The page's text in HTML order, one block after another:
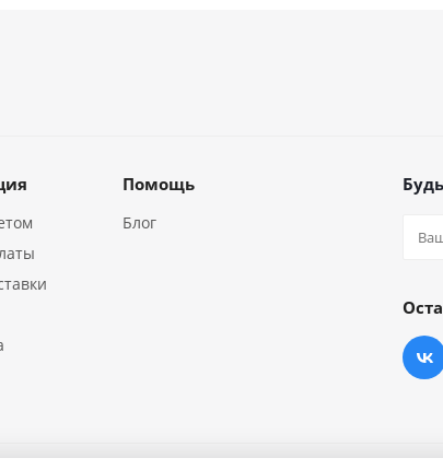
Помощь
Блог